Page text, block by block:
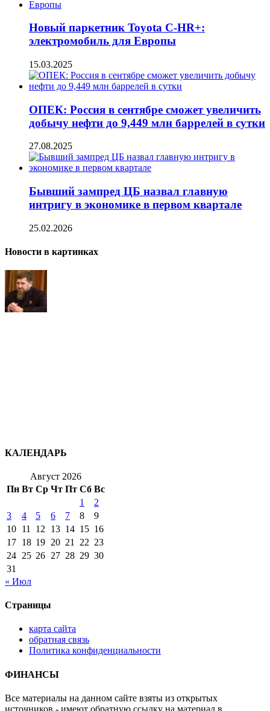
Новый паркетник Toyota C-HR+:
электромобиль для Европы
15.03.2025
ОПЕК: Россия в сентябре сможет увеличить
добычу нефти до 9,449 млн баррелей в сутки
27.08.2025
Бывший зампред ЦБ назвал главную
интригу в экономике в первом квартале
25.02.2026
Новости в картинках
КАЛЕНДАРЬ
Август 2026
Пн Вт Ср Чт Пт Сб Вс
1
2
3
4 5 6 7 8
9
10 11 12 13 14 15 16
17 18 19 20 21 22 23
24 25 26 27 28 29 30
31
« Июл
Страницы
карта сайта
обратная связь
Политика конфиденциальности
ФИНАНСЫ
Все материалы на данном сайте взяты из открытых
источников - имеют обратную ссылку на материал в